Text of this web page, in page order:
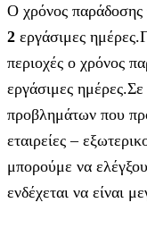
Ο χρόνος παράδοσης
2 εργάσιμες
περιοχές ο χρόνος
εργάσιμες ημέρες.Σε
προβλημάτων που
εταιρείες –
μπορούμε να
ενδέχεται να είναι